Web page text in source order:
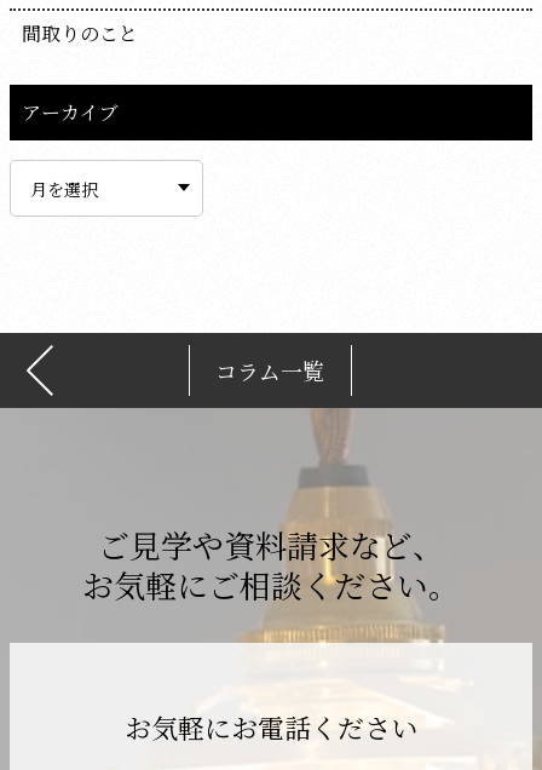
間取りのこと
アーカイブ
イ
コラム一覧
ご見学や資料請求など、
お気軽にご相談ください。
お気軽にお電話ください